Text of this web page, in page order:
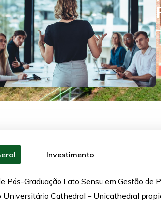
Investimento
Pós-Graduação Lato Sensu em Gestão de
Universitário Cathedral – Unicathedral